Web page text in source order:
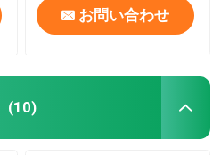
お問い合わせ
(10)